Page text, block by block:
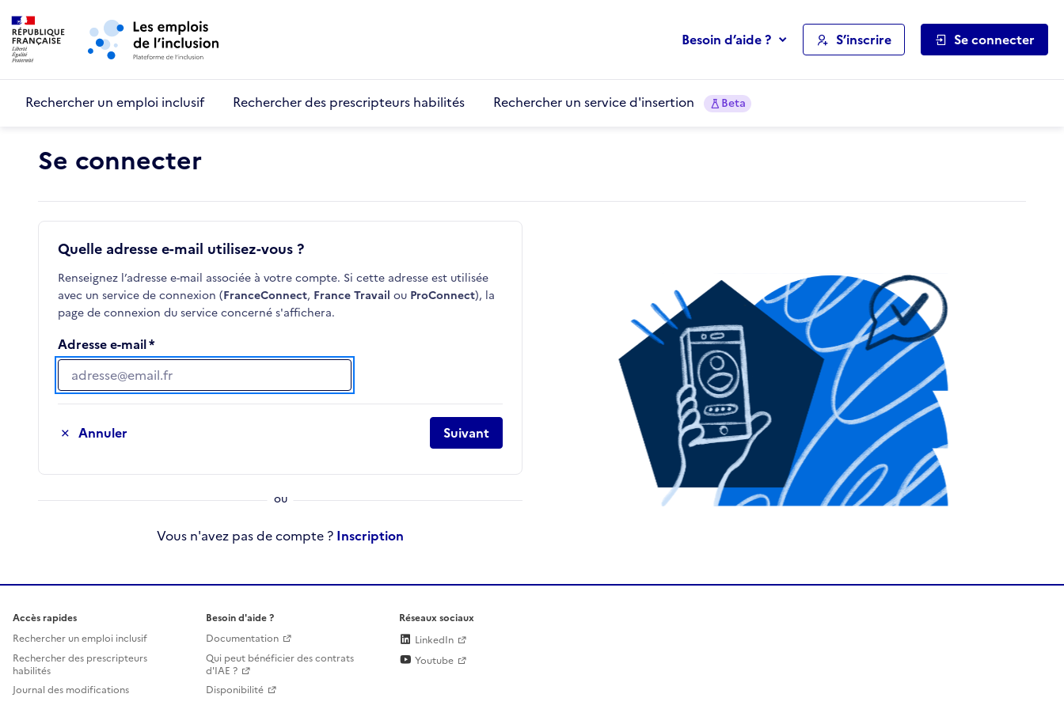
Aller au menu principal
Besoin d’aide ? S’inscrire Se connecter
Rechercher un emploi inclusif Rechercher des prescripteurs habilités Rechercher un service d'insertion Beta
Se connecter
Quelle adresse e-mail utilisez-vous ?
Renseignez l’adresse e-mail associée à votre compte. Si cette adresse est utilisée
avec un service de connexion (FranceConnect, France Travail ou ProConnect), la
page de connexion du service concerné s'affichera.
Adresse e-mail
Adresse e-mail
Annuler Suivant
Vous n'avez pas de compte ? Inscription
Accès rapides
Rechercher un emploi inclusif
Rechercher des prescripteurs
habilités
Journal des modifications
Besoin d'aide ?
Documentation
Qui peut bénéficier des contrats
d'IAE ?
Disponibilité
Réseaux sociaux
LinkedIn
Youtube